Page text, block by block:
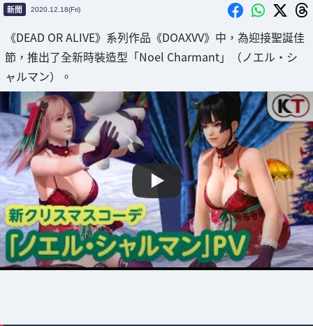
新聞 2020.12.18(Fri)
《DEAD OR ALIVE》系列作品《DOAXVV》中，為迎接聖誕佳
節，推出了全新時裝造型「Noel Charmant」（ノエル・シ
ャルマン）。